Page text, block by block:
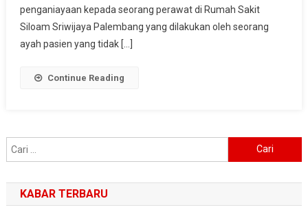
Di
Palembang
penganiayaan kepada seorang perawat di Rumah Sakit
Siloam Sriwijaya Palembang yang dilakukan oleh seorang
ayah pasien yang tidak […]
Continue Reading
untuk:
KABAR TERBARU